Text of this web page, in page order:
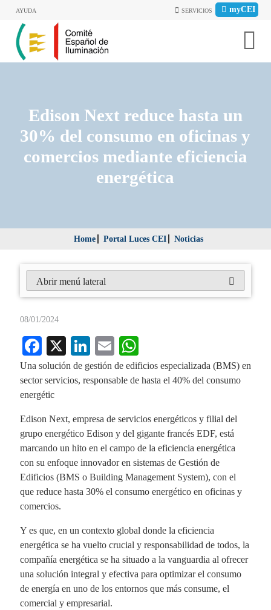
AYUDA myCEI
SERVICIOS
Edison Next reduce hasta un
30% del consumo en oficinas y
comercios mediante eficiencia
energética
Home Portal Luces CEI Noticias
08/01/2024
Fa
ce
bo
ok
X
Li
nk
ed
E
m
ail
ha
ts
pp
Una solución de gestión de edificios especializada (BMS) en
sector servicios, responsable de hasta el 40% del consumo
energétic
Edison Next, empresa de servicios energéticos y filial del
grupo energético Edison y del gigante francés EDF, está
marcando un hito en el campo de la eficiencia energética
con su enfoque innovador en sistemas de Gestión de
Edificios (BMS o Building Management System), con el
que reduce hasta 30% el consumo energético en oficinas y
comercios.
Y es que, en un contexto global donde la eficiencia
energética se ha vuelto crucial y responsabilidad de todos, la
compañía energética se ha situado a la vanguardia al ofrecer
una solución integral y efectiva para optimizar el consumo
de energía en uno de los entornos que más consume, el
comercial y empresarial.
Abrir menú lateral